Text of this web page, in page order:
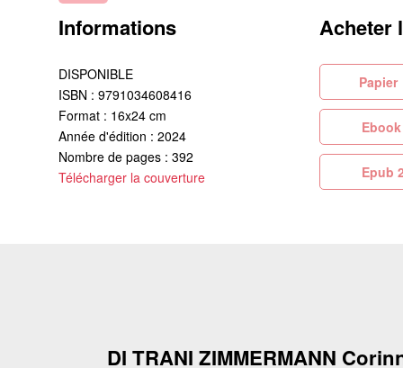
Informations
DISPONIBLE
ISBN : 9791034608416
Format : 16x24 cm
Année d'édition : 2024
Nombre de pages : 392
Télécharger la couverture
Acheter
DI TRANI ZIMMERMANN